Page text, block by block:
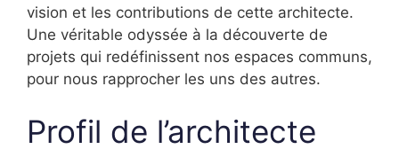
vision et les contributions de cette architecte.
Une véritable odyssée à la découverte de
projets qui redéfinissent nos espaces communs,
pour nous rapprocher les uns des autres.
Profil de l’architecte